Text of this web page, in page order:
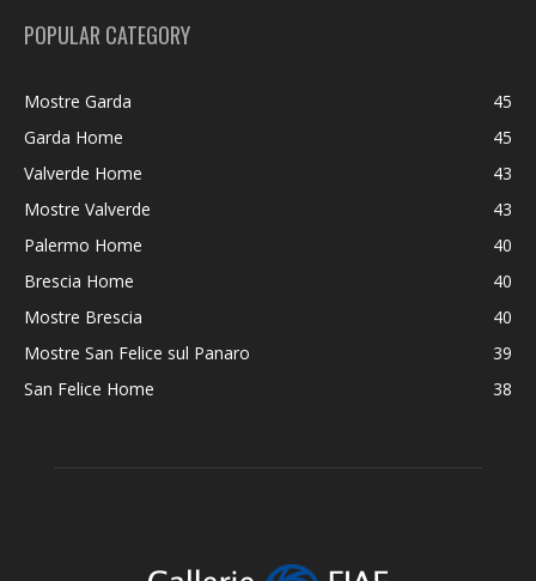
POPULAR CATEGORY
Mostre Garda
45
Garda Home
45
Valverde Home
43
Mostre Valverde
43
Palermo Home
40
Brescia Home
40
Mostre Brescia
40
Mostre San Felice sul Panaro
39
San Felice Home
38